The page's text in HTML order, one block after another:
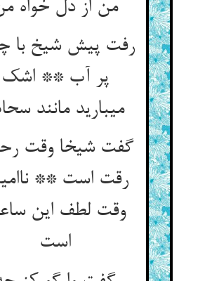
من از دل خواه
رفت پیش شیخ با
پر آب ** اشک
می‏بارید مانند
گفت شیخا وقت
رقت است **
وقت لطف این
است‏